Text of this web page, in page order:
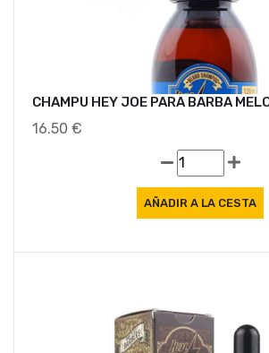
CHAMPU HEY JOE PARA BARBA
16.50 €